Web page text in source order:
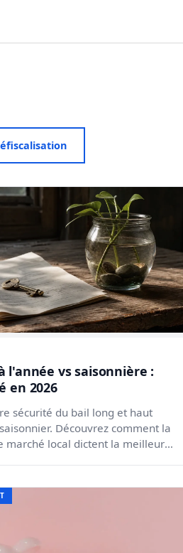
l'année vs saisonnière :
en 2026
sécurité du bail long et haut
Découvrez comment la
marché local dictent la meilleure